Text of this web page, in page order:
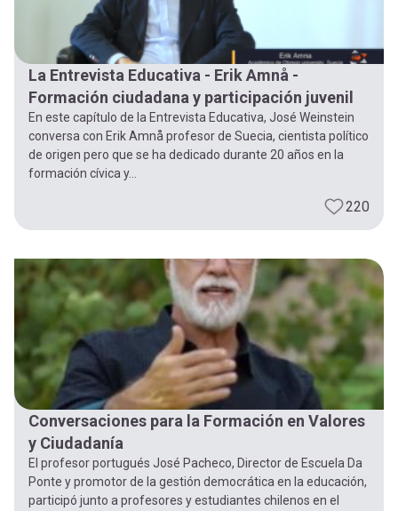
La Entrevista Educativa - Erik Amnå -
Formación ciudadana y participación juvenil
En este capítulo de la Entrevista Educativa, José Weinstein
conversa con Erik Amnå profesor de Suecia, cientista político
de origen pero que se ha dedicado durante 20 años en la
formación cívica y...
220
Conversaciones para la Formación en Valores
y Ciudadanía
El profesor portugués José Pacheco, Director de Escuela Da
Ponte y promotor de la gestión democrática en la educación,
participó junto a profesores y estudiantes chilenos en el